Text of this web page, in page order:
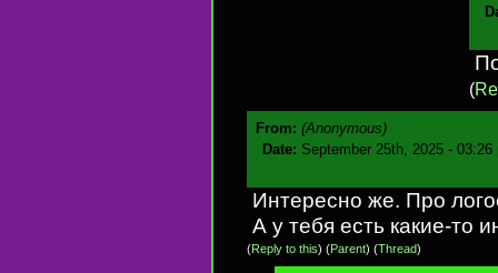
(
From: (Anonymous)
Date: September 25th, 2025 - 03:26
Интересно же. Про
А у тебя есть какие-то
(Reply to this) (Parent) (Thread)